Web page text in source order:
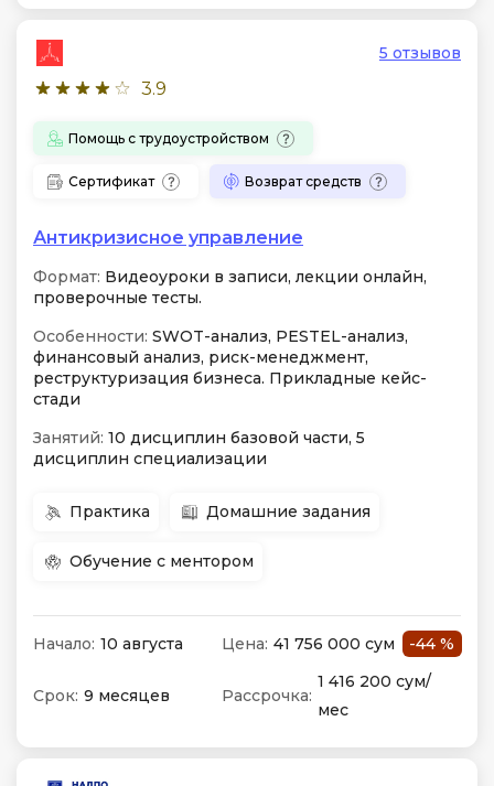
3.9
5 отзывов
Помощь с трудоустройством
Сертификат Возврат средств
Антикризисное управление
Формат: Видеоуроки в записи, лекции онлайн,
проверочные тесты.
Особенности: SWOT-анализ, PESTEL-анализ,
финансовый анализ, риск-менеджмент,
реструктуризация бизнеса. Прикладные кейс-
стади
Занятий: 10 дисциплин базовой части, 5
дисциплин специализации
Практика Домашние задания
Обучение с ментором
Начало: 10 августа Цена: 41 756 000 сум -44 %
Срок: 9 месяцев Рассрочка:
1 416 200 сум/
мес